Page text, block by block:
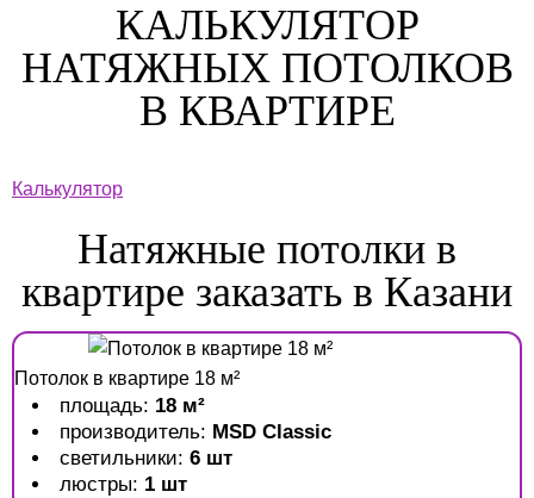
КАЛЬКУЛЯТОР
НАТЯЖНЫХ ПОТОЛКОВ
В КВАРТИРЕ
Калькулятор
Натяжные потолки в
квартире заказать в Казани
Потолок в квартире 18 м²
площадь: 18 м²
производитель: MSD Classic
светильники: 6 шт
люстры: 1 шт